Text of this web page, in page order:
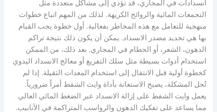
انسدادات في المجاري، قد تؤدي إلى مشاكل متعددة مثل
التجمعات المائية والروائح الكريهة. لذلك من المهم اتباع خطوات
منهجية للتعامل مع هذه المخاطر بفعالية. أول خطوة يجب القيام
بها هي تحديد مصدر الانسداد. يمكن أن يكون ذلك نتيجة تراكم
الدهون، الشعر، أو الحطام في المجاري. بعد ذلك، من الممكن
استخدام أدوات بسيطة مثل سلك التفريغ أو معالج الانسداد اليدوي
كخطوة أولية قبل الانتقال إلى استخدام المعدات الثقيلة. إذا لم
تُحل المشكلة، يصبح الاستعانة بأداة وايت الشفط أمراً ضرورياً.
يعمل وايت الشفط على إزالة الانسداد عبر الضغط المائي العالي
مما يساعد على تفكيك الدهون والرواسب المتراكمة في الأنابيب.